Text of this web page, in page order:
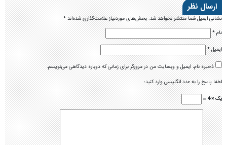
ارسال نظر
نشانی ایمیل شما منتشر نخواهد شد.بخش‌های موردنیاز علامت‌گذاری شده‌اند*
نام*
ایمیل*
ذخیره نام، ایمیل و وبسایت من در مرورگر برای زمانی که دوباره دیدگاهی می‌نویسم.
لطفا پاسخ را به عدد انگلیسی وارد کنید:
یک × 4 =